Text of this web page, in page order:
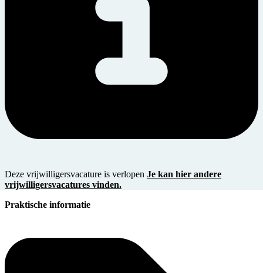
Deze vrijwilligersvacature is verlopen Je kan hier andere
vrijwilligersvacatures vinden.
Praktische informatie